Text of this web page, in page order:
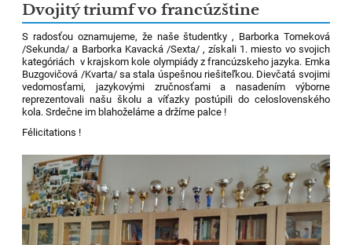
Dvojitý triumf vo francúzštine
S radosťou oznamujeme, že naše študentky , Barborka Tomeková
/Sekunda/ a Barborka Kavacká /Sexta/ , získali 1. miesto vo svojich
kategóriách v krajskom kole olympiády z francúzskeho jazyka. Emka
Buzgovičová /Kvarta/ sa stala úspešnou riešiteľkou. Dievčatá svojimi
vedomosťami, jazykovými zručnosťami a nasadením výborne
reprezentovali našu školu a víťazky postúpili do celoslovenského
kola. Srdečne im blahoželáme a držíme palce !
Félicitations !